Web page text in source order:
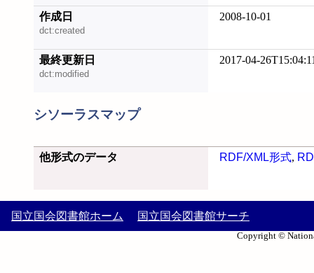
作成日
dct:created
2008-10-01
最終更新日
dct:modified
2017-04-
シソーラスマップ
他形式のデータ RDF/XML形式,
国立国会図書館ホーム 国立国会図書館サーチ
Copyright ©